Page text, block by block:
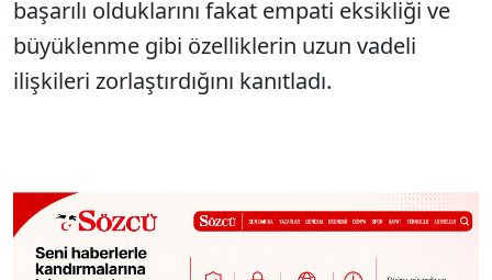
başarılı olduklarını fakat empati eksikliği ve
büyüklenme gibi özelliklerin uzun vadeli
ilişkileri zorlaştırdığını kanıtladı.